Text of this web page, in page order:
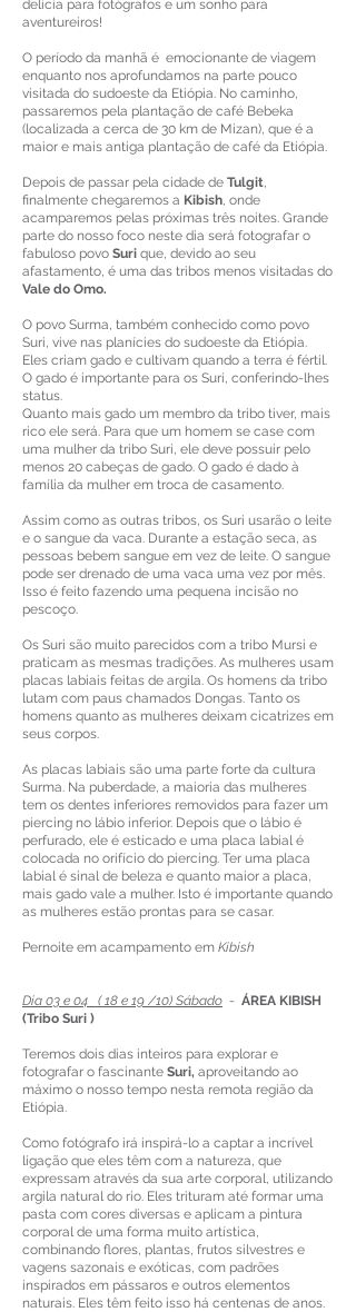
delícia para fotógrafos e um sonho para
aventureiros!
O período da manhã é emocionante de viagem
enquanto nos aprofundamos na parte pouco
visitada do sudoeste da Etiópia. No caminho,
passaremos pela plantação de café Bebeka
(localizada a cerca de 30 km de Mizan), que é a
maior e mais antiga plantação de café da Etiópia.
Depois de passar pela cidade de Tulgit,
finalmente chegaremos a Kibish, onde
acamparemos pelas próximas três noites. Grande
parte do nosso foco neste dia será fotografar o
fabuloso povo Suri que, devido ao seu
afastamento, é uma das tribos menos visitadas do
Vale do Omo.
O povo Surma, também conhecido como povo
Suri, vive nas planícies do sudoeste da Etiópia.
Eles criam gado e cultivam quando a terra é fértil.
O gado é importante para os Suri, conferindo-lhes
status.
Quanto mais gado um membro da tribo tiver, mais
rico ele será. Para que um homem se case com
uma mulher da tribo Suri, ele deve possuir pelo
menos 20 cabeças de gado. O gado é dado à
família da mulher em troca de casamento.
Assim como as outras tribos, os Suri usarão o leite
e o sangue da vaca. Durante a estação seca, as
pessoas bebem sangue em vez de leite. O sangue
pode ser drenado de uma vaca uma vez por mês.
Isso é feito fazendo uma pequena incisão no
pescoço.
Os Suri são muito parecidos com a tribo Mursi e
praticam as mesmas tradições. As mulheres usam
placas labiais feitas de argila. Os homens da tribo
lutam com paus chamados Dongas. Tanto os
homens quanto as mulheres deixam cicatrizes em
seus corpos.
As placas labiais são uma parte forte da cultura
Surma. Na puberdade, a maioria das mulheres
tem os dentes inferiores removidos para fazer um
piercing no lábio inferior. Depois que o lábio é
perfurado, ele é esticado e uma placa labial é
colocada no orifício do piercing. Ter uma placa
labial é sinal de beleza e quanto maior a placa,
mais gado vale a mulher. Isto é importante quando
as mulheres estão prontas para se casar.
Pernoite em acampamento em Kibish
Dia 03 e 04 ( 18 e 19 /10) Sábado - ÁREA KIBISH
(Tribo Suri )
Teremos dois dias inteiros para explorar e
fotografar o fascinante Suri, aproveitando ao
máximo o nosso tempo nesta remota região da
Etiópia.
Como fotógrafo irá inspirá-lo a captar a incrível
ligação que eles têm com a natureza, que
expressam através da sua arte corporal, utilizando
argila natural do rio. Eles trituram até formar uma
pasta com cores diversas e aplicam a pintura
corporal de uma forma muito artística,
combinando flores, plantas, frutos silvestres e
vagens sazonais e exóticas, com padrões
inspirados em pássaros e outros elementos
naturais. Eles têm feito isso há centenas de anos.